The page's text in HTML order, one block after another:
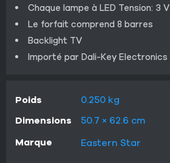
Chaque lampe à LED Tension: 3 V
Le forfait comprend 8 barres
Backlight TV
Importé par Dali-Key Electronics
Poids
0.250 kg
Dimensions
50.7 × 62.6 cm
Marque
Eastern Star